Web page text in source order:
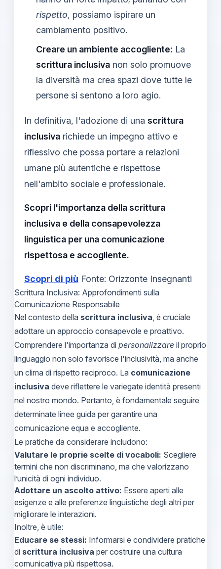
rispetto, possiamo ispirare un
cambiamento positivo.
Creare un ambiente accogliente: La
scrittura inclusiva non solo promuove
la diversità ma crea spazi dove tutte le
persone si sentono a loro agio.
In definitiva, l'adozione di una scrittura
inclusiva richiede un impegno attivo e
riflessivo che possa portare a relazioni
umane più autentiche e rispettose
nell'ambito sociale e professionale.
Scopri l'importanza della scrittura
inclusiva e della consapevolezza
linguistica per una comunicazione
rispettosa e accogliente.
Scopri di più Fonte: Orizzonte Insegnanti
Scrittura Inclusiva: Approfondimenti sulla
Comunicazione Responsabile
Nel contesto della scrittura inclusiva , è cruciale
adottare un approccio consapevole e proattivo.
Comprendere l'importanza di personalizzare il proprio
linguaggio non solo favorisce l'inclusività, ma anche
un clima di rispetto reciproco. La comunicazione
inclusiva deve riflettere le variegate identità presenti
nel nostro mondo. Pertanto, è fondamentale seguire
determinate linee guida per garantire una
comunicazione equa e accogliente.
Le pratiche da considerare includono:
Valutare le proprie scelte di vocaboli: Scegliere
termini che non discriminano, ma che valorizzano
l’unicità di ogni individuo.
Adottare un ascolto attivo: Essere aperti alle
esigenze e alle preferenze linguistiche degli altri per
migliorare le interazioni.
Inoltre, è utile:
Educare se stessi: Informarsi e condividere pratiche
di scrittura inclusiva per costruire una cultura
comunicativa più rispettosa.